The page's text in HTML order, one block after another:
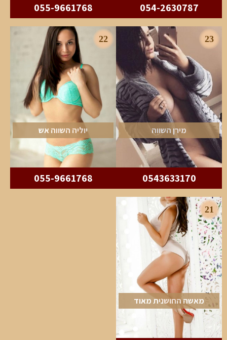
054-2630787
055-9661768
23
מירן השווה
0543633170
22
יוליה השווה אש
055-9661768
21
מאשה החושנית מאוד